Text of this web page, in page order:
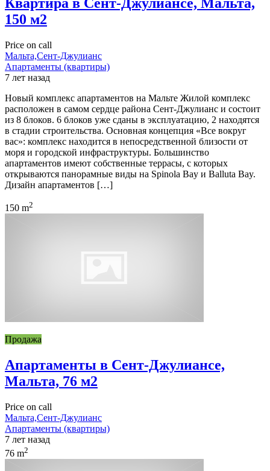
Квартира в Сент-Джулиансе, Мальта,
150 м2
Price on call
Мальта,Сент-Джулианс
Апартаменты (квартиры)
7 лет назад
Новый комплекс апартаментов на Мальте Жилой комплекс
расположен в самом сердце района Сент-Джулианс и состоит
из 8 блоков. 6 блоков уже сданы в эксплуатацию, 2 находятся
в стадии строительства. Основная концепция «Все вокруг
вас»: комплекс находится в непосредственной близости от
моря и городской инфраструктуры. Большинство
апартаментов имеют собственные террасы, с которых
открываются панорамные виды на Spinola Bay и Balluta Bay.
Дизайн апартаментов […]
150 m2
Продажа
Апартаменты в Сент-Джулиансе,
Мальта, 76 м2
Price on call
Мальта,Сент-Джулианс
Апартаменты (квартиры)
7 лет назад
76 m2